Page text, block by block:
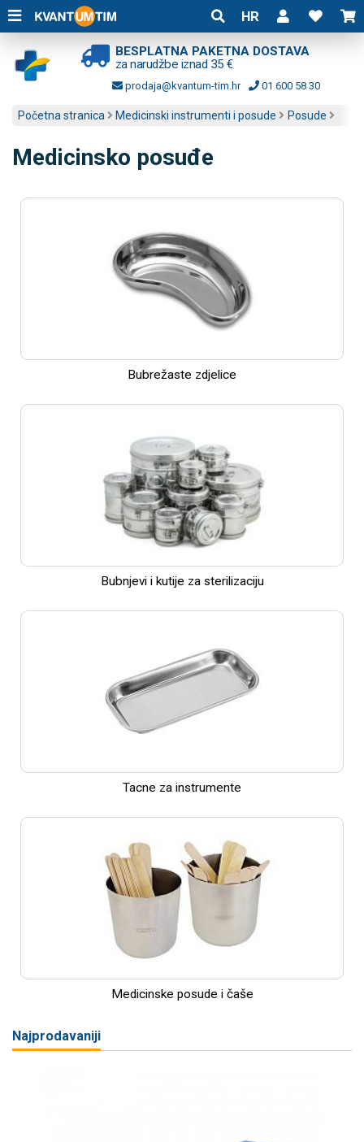
HR
BESPLATNA PAKETNA DOSTAVA
za narudžbe iznad 35 €
prodaja@kvantum-tim.hr 01 600 58 30
Početna stranica Medicinski instrumenti i posude Posude
Medicinsko posuđe
Bubrežaste zdjelice
Bubnjevi i kutije za sterilizaciju
Tacne za instrumente
Medicinske posude i čaše
Najprodavaniji